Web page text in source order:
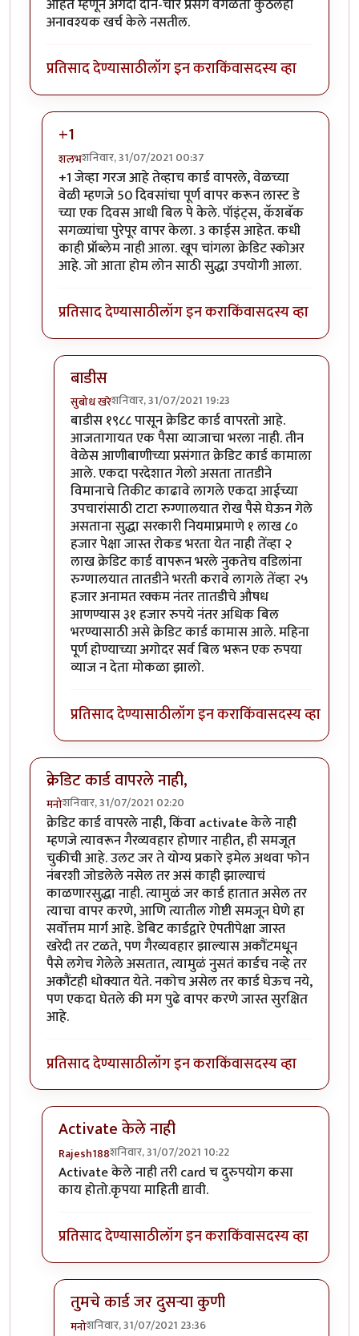
आहेत म्हणून अगदी दोन-चार प्रसंग वगळता कुठलेही
अनावश्यक खर्च केले नसतील.
प्रतिसाद देण्यासाठीलॉग इन कराकिंवासदस्य व्हा
+1
शलभशनिवार, 31/07/2021 00:37
In reply toसमस्या सुटत आहेbyश्रीरंग_जोशी
+1 जेव्हा गरज आहे तेव्हाच कार्ड वापरले, वेळच्या
वेळी म्हणजे 50 दिवसांचा पूर्ण वापर करून लास्ट डे
च्या एक दिवस आधी बिल पे केले. पॉइंट्स, कॅशबॅक
सगळ्यांचा पुरेपूर वापर केला. 3 कार्ड्स आहेत. कधी
काही प्रॉब्लेम नाही आला. खूप चांगला क्रेडिट स्कोअर
आहे. जो आता होम लोन साठी सुद्धा उपयोगी आला.
प्रतिसाद देण्यासाठीलॉग इन कराकिंवासदस्य व्हा
बाडीस
सुबोध खरेशनिवार, 31/07/2021 19:23
In reply to+1byशलभ
बाडीस १९८८ पासून क्रेडिट कार्ड वापरतो आहे.
आजतागायत एक पैसा व्याजाचा भरला नाही. तीन
वेळेस आणीबाणीच्या प्रसंगात क्रेडिट कार्ड कामाला
आले. एकदा परदेशात गेलो असता तातडीने
विमानाचे तिकीट काढावे लागले एकदा आईच्या
उपचारांसाठी टाटा रुग्णालयात रोख पैसे घेऊन गेले
असताना सुद्धा सरकारी नियमाप्रमाणे १ लाख ८०
हजार पेक्षा जास्त रोकड भरता येत नाही तेंव्हा २
लाख क्रेडिट कार्ड वापरून भरले नुकतेच वडिलांना
रुग्णालयात तातडीने भरती करावे लागले तेंव्हा २५
हजार अनामत रक्कम नंतर तातडीचे औषध
आणण्यास ३१ हजार रुपये नंतर अधिक बिल
भरण्यासाठी असे क्रेडिट कार्ड कामास आले. महिना
पूर्ण होण्याच्या अगोदर सर्व बिल भरून एक रुपया
व्याज न देता मोकळा झालो.
प्रतिसाद देण्यासाठीलॉग इन कराकिंवासदस्य व्हा
क्रेडिट कार्ड वापरले नाही,
मनोशनिवार, 31/07/2021 02:20
क्रेडिट कार्ड वापरले नाही, किंवा activate केले नाही
म्हणजे त्यावरून गैरव्यवहार होणार नाहीत, ही समजूत
चुकीची आहे. उलट जर ते योग्य प्रकारे इमेल अथवा फोन
नंबरशी जोडलेले नसेल तर असं काही झाल्याचं
काळणारसुद्धा नाही. त्यामुळं जर कार्ड हातात असेल तर
त्याचा वापर करणे, आणि त्यातील गोष्टी समजून घेणे हा
सर्वोत्तम मार्ग आहे. डेबिट कार्डद्वारे ऐपतीपेक्षा जास्त
खरेदी तर टळते, पण गैरव्यवहार झाल्यास अकौंटमधून
पैसे लगेच गेलेले असतात, त्यामुळं नुसतं कार्डच नव्हे तर
अकौंटही धोक्यात येते. नकोच असेल तर कार्ड घेऊच नये,
पण एकदा घेतले की मग पुढे वापर करणे जास्त सुरक्षित
आहे.
प्रतिसाद देण्यासाठीलॉग इन कराकिंवासदस्य व्हा
Activate केले नाही
Rajesh188शनिवार, 31/07/2021 10:22
In reply toक्रेडिट कार्ड वापरले नाही,byमनो
Activate केले नाही तरी card च दुरुपयोग कसा
काय होतो.कृपया माहिती द्यावी.
प्रतिसाद देण्यासाठीलॉग इन कराकिंवासदस्य व्हा
तुमचे कार्ड जर दुसऱ्या कुणी
मनोशनिवार, 31/07/2021 23:36